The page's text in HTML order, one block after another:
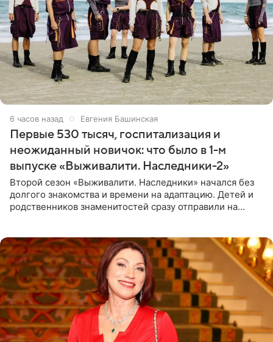
6 часов назад Евгения Башинская
Первые 530 тысяч, госпитализация и
неожиданный новичок: что было в 1-м
выпуске «Выживалити. Наследники-2»
Второй сезон «Выживалити. Наследники» начался без
долгого знакомства и времени на адаптацию. Детей и
родственников знаменитостей сразу отправили на